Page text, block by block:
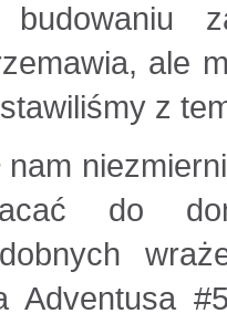
budowaniu
ale
z
nam
do
Adventusa